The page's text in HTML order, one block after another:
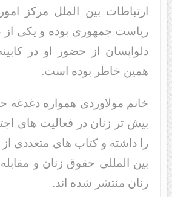
ارتباطات بین الملل مرکز
ریاست جمهوری بوده و یکی
دلواپسان از حضور او در
همین خاطر بوده است.
خانم مولاوردی همواره
بیش تر زنان در فعالیت های
را داشته و کتاب های متعددی از
بین المللی حقوق زنان و
زنان منتشر شده اند.